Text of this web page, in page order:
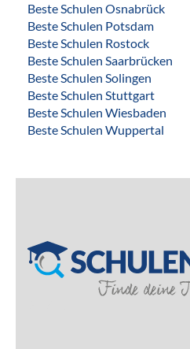
Beste Schulen Osnabrück
Beste Schulen Potsdam
Beste Schulen Rostock
Beste Schulen Saarbrücken
Beste Schulen Solingen
Beste Schulen Stuttgart
Beste Schulen Wiesbaden
Beste Schulen Wuppertal